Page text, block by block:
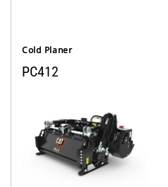
Cold Planer
PC412